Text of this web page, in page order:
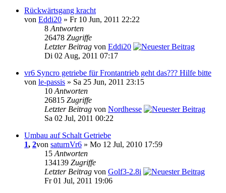
Rückwärtsgang kracht
von Eddi20 » Fr 10 Jun, 2011 22:22
8 Antworten
26478 Zugriffe
Letzter Beitrag von Eddi20
Di 02 Aug, 2011 07:17
vr6 Syncro getriebe für Frontantrieb geht das??? Hilfe bitte
von le-passis » Sa 25 Jun, 2011 23:15
10 Antworten
26815 Zugriffe
Letzter Beitrag von Nordhesse
Sa 02 Jul, 2011 00:22
Umbau auf Schalt Getriebe
1, 2von saturnVr6 » Mo 12 Jul, 2010 17:59
15 Antworten
134139 Zugriffe
Letzter Beitrag von Golf3-2.8i
Fr 01 Jul, 2011 19:06